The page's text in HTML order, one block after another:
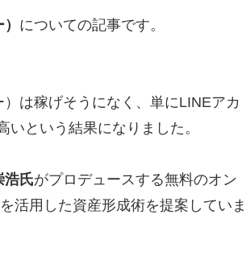
についての記事です。
は稼げそうになく、単にLINEアカ
いという結果になりました。
浩氏がプロデュースする無料のオン
活用した資産形成術を提案していま